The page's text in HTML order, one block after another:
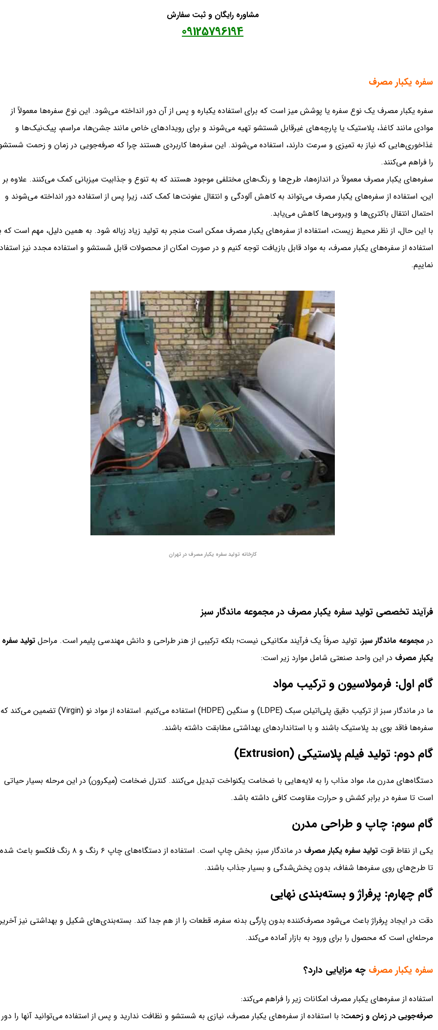
مشاوره رایگان و ثبت سفارش
09125796194
سفره یکبار مصرف
سفره یکبار مصرف یک نوع سفره یا پوشش میز است که برای استفاده یکباره و پس از آن دور انداخته می‌شود. این نوع سفره‌ها معمولاً از
موادی مانند کاغذ، پلاستیک یا پارچه‌های غیرقابل شستشو تهیه می‌شوند و برای رویدادهای خاص مانند جشن‌ها، مراسم، پیک‌نیک‌ها و
غذاخوری‌هایی که نیاز به تمیزی و سرعت دارند، استفاده می‌شوند. این سفره‌ها کاربردی هستند چرا که صرفه‌جویی در زمان و زحمت
را فراهم می‌کنند.
سفره‌های یکبار مصرف معمولاً در اندازه‌ها، طرح‌ها و رنگ‌های مختلفی موجود هستند که به تنوع و جذابیت میزبانی کمک می‌کنند. علاوه بر
این، استفاده از سفره‌های یکبار مصرف می‌تواند به کاهش آلودگی و انتقال عفونت‌ها کمک کند، زیرا پس از استفاده دور انداخته می‌شوند و
احتمال انتقال باکتری‌ها و ویروس‌ها کاهش می‌یابد.
با این حال، از نظر محیط زیست، استفاده از سفره‌های یکبار مصرف ممکن است منجر به تولید زیاد زباله شود. به همین دلیل، مهم است که
استفاده از سفره‌های یکبار مصرف، به مواد قابل بازیافت توجه کنیم و در صورت امکان از محصولات قابل شستشو و استفاده مجدد نیز
نماییم.
کارخانه تولید سفره یکبار مصرف در تهران
فرآیند تخصصی تولید سفره یکبار مصرف در مجموعه ماندگار سبز
در مجموعه ماندگار سبز، تولید صرفاً یک فرآیند مکانیکی نیست؛ بلکه ترکیبی از هنر طراحی و دانش مهندسی پلیمر است. مراحل تولید سفره
یکبار مصرف در این واحد صنعتی شامل موارد زیر است:
گام اول: فرمولاسیون و ترکیب مواد
ما در ماندگار سبز از ترکیب دقیق پلی‌اتیلن سبک (LDPE) و سنگین (HDPE) استفاده می‌کنیم. استفاده از مواد نو (Virgin) تضمین می‌کند که
سفره‌ها فاقد بوی بد پلاستیک باشند و با استانداردهای بهداشتی مطابقت داشته باشند.
گام دوم: تولید فیلم پلاستیکی (Extrusion)
دستگاه‌های مدرن ما، مواد مذاب را به لایه‌هایی با ضخامت یکنواخت تبدیل می‌کنند. کنترل ضخامت (میکرون) در این مرحله بسیار حیاتی
است تا سفره در برابر کشش و حرارت مقاومت کافی داشته باشد.
گام سوم: چاپ و طراحی مدرن
یکی از نقاط قوت تولید سفره یکبار مصرف
در ماندگار سبز، بخش چاپ است. استفاده از دستگاه‌های چاپ ۶ رنگ و ۸ رنگ فلکسو باعث شده
تا طرح‌های روی سفره‌ها شفاف، بدون پخش‌شدگی و بسیار جذاب باشند.
گام چهارم: پرفراژ و بسته‌بندی نهایی
دقت در ایجاد پرفراژ باعث می‌شود مصرف‌کننده بدون پارگی بدنه سفره، قطعات را از هم جدا کند. بسته‌بندی‌های شکیل و بهداشتی نیز
مرحله‌ای است که محصول را برای ورود به بازار آماده می‌کند.
سفره یکبار مصرف چه مزایایی دارد؟
استفاده از سفره‌های یکبار مصرف امکانات زیر را فراهم می‌کند:
صرفه‌جویی در زمان و زحمت: با استفاده از سفره‌های یکبار مصرف، نیازی به شستشو و نظافت ندارید و پس از استفاده می‌توانید آنها را دور